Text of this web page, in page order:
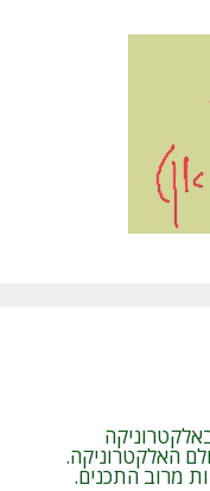
האלקטרוניקה.